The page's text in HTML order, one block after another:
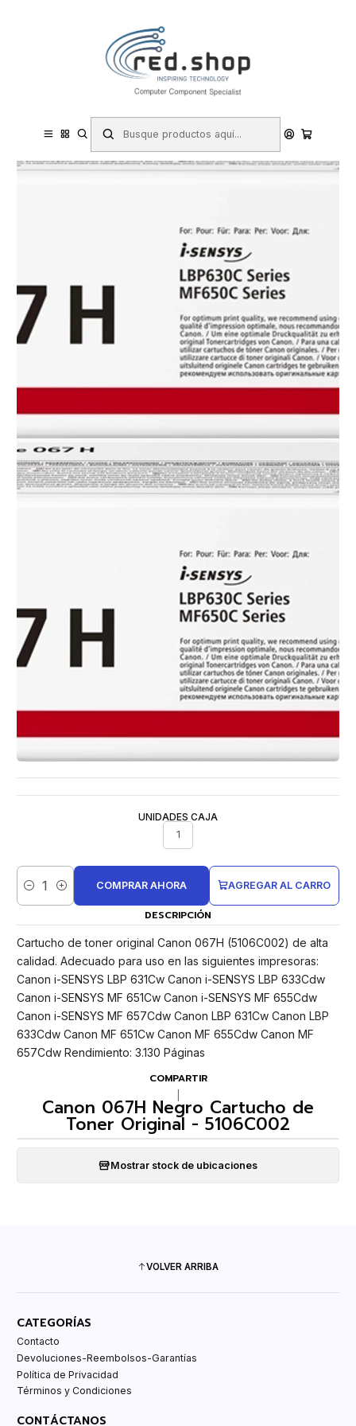
Haga Click Aqui
Consumibles. Canon Toner (Laser)
Canon 067H Negro Cartucho de Toner Original - 5106C002
UNIDADES CAJA
1
Cantidad
AGREGAR AL CARRO
COMPRAR AHORA
DESCRIPCIÓN
Cartucho de toner original Canon 067H (5106C002) de alta
calidad. Adecuado para uso en las siguientes impresoras:
Canon i-SENSYS LBP 631Cw Canon i-SENSYS LBP 633Cdw
Canon i-SENSYS MF 651Cw Canon i-SENSYS MF 655Cdw
Canon i-SENSYS MF 657Cdw Canon LBP 631Cw Canon LBP
633Cdw Canon MF 651Cw Canon MF 655Cdw Canon MF
657Cdw Rendimiento: 3.130 Páginas
COMPARTIR
Canon 067H Negro Cartucho de
Toner Original - 5106C002
Mostrar stock de ubicaciones
VOLVER ARRIBA
CATEGORÍAS
Contacto
Devoluciones-Reembolsos-Garantías
Política de Privacidad
Términos y Condiciones
CONTÁCTANOS